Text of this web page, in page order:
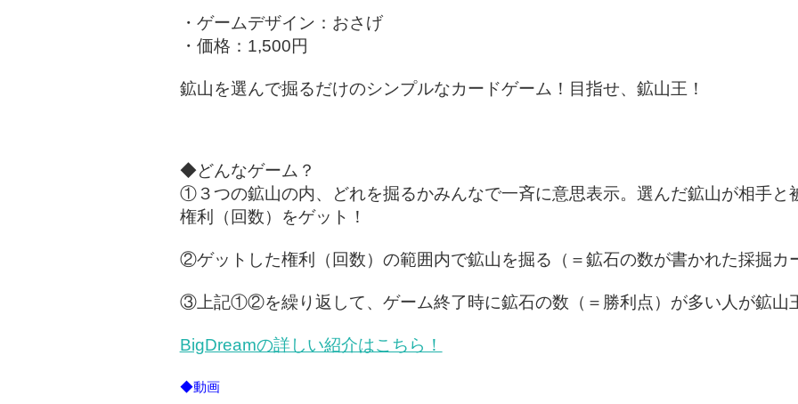
・ゲームデザイン：おさげ
・価格：1,500円
鉱山を選んで掘るだけのシンプルなカードゲーム！目指せ、鉱山王！
◆どんなゲーム？
①３つの鉱山の内、どれを掘るかみんなで一斉に意思表示。選んだ鉱山が相手と
権利（回数）をゲット！
②ゲットした権利（回数）の範囲内で鉱山を掘る（＝鉱石の数が書かれた採掘カ
③上記①②を繰り返して、ゲーム終了時に鉱石の数（＝勝利点）が多い人が鉱山
BigDreamの詳しい紹介はこちら！
◆動画